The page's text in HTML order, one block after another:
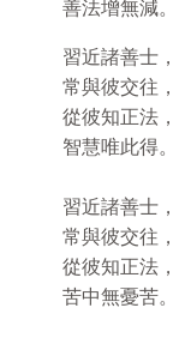
善法增無減。
習近諸善士，
常與彼交往，
從彼知正法，
智慧唯此得。
習近諸善士，
常與彼交往，
從彼知正法，
苦中無憂苦。